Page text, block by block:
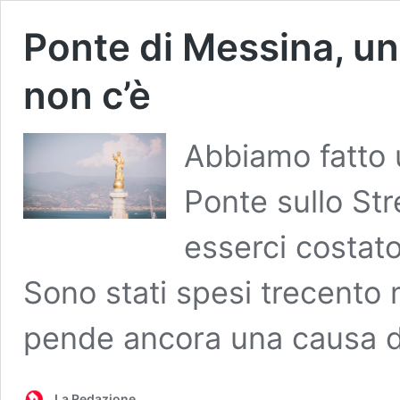
Ponte di Messina,
non c’è
Abbiamo fatto
Ponte sullo
esserci
Sono stati spesi trecento
pende ancora una causa